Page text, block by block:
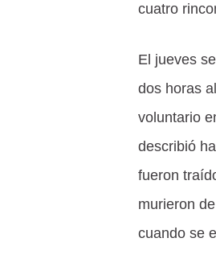
cuatro
El jueves
dos horas
voluntario
describió
fueron
murieron
cuando se